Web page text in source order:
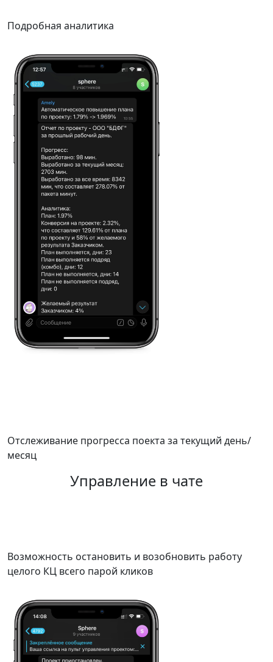
Подробная аналитика
Отслеживание прогресса поекта за текущий день/
месяц
Управление в чате
Возможность остановить и возобновить работу
целого КЦ всего парой кликов